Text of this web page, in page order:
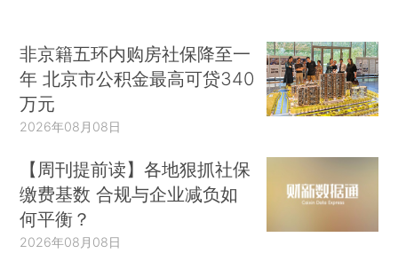
非京籍五环内购房社保降至一
年 北京市公积金最高可贷340
万元
2026年08月08日
【周刊提前读】各地狠抓社保
缴费基数 合规与企业减负如
何平衡？
2026年08月08日